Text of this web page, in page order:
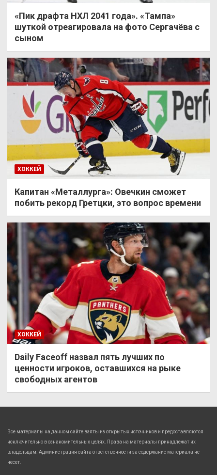
«Пик драфта НХЛ 2041 года». «Тампа»
шуткой отреагировала на фото Сергачёва с
сыном
ХОККЕЙ
Капитан «Металлурга»: Овечкин сможет
побить рекорд Гретцки, это вопрос времени
ХОККЕЙ
Daily Faceoff назвал пять лучших по
ценности игроков, оставшихся на рыке
свободных агентов
Все материалы на данном сайте взяты из открытых источников и предоставляются
исключительно в ознакомительных целях. Права на материалы принадлежат их
владельцам. Администрация сайта ответственности за содержание материала не
несет.